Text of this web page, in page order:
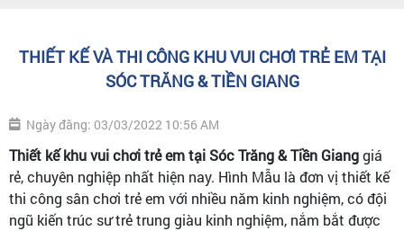
THIẾT KẾ VÀ THI CÔNG KHU VUI CHƠI TRẺ EM TẠI
SÓC TRĂNG & TIỀN GIANG
Ngày đăng: 03/03/2022 10:56 AM
Thiết kế khu vui chơi trẻ em tại Sóc Trăng & Tiền Gianggiá
rẻ, chuyên nghiệp nhất hiện nay. Hình Mẫu là đơn vị thiết kế
thi công sân chơi trẻ em với nhiều năm kinh nghiệm, có đội
ngũ kiến trúc sư trẻ trung giàu kinh nghiệm, nắm bắt được